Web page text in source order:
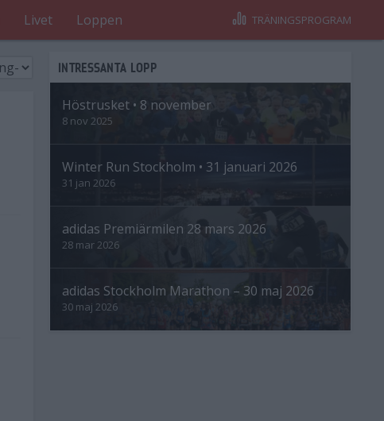
Livet Loppen TRÄNINGSPROGRAM
INTRESSANTA LOPP
Höstrusket • 8 november
8 nov 2025
Winter Run Stockholm • 31 januari 2026
31 jan 2026
adidas Premiärmilen 28 mars 2026
28 mar 2026
adidas Stockholm Marathon – 30 maj 2026
30 maj 2026